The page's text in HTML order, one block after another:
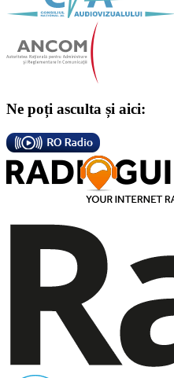
Ne poți asculta și aici: